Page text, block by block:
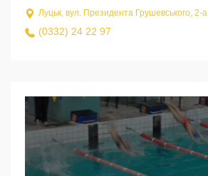
Луцьк, вул. Президента Грушевського, 2-а
(0332) 24 22 97